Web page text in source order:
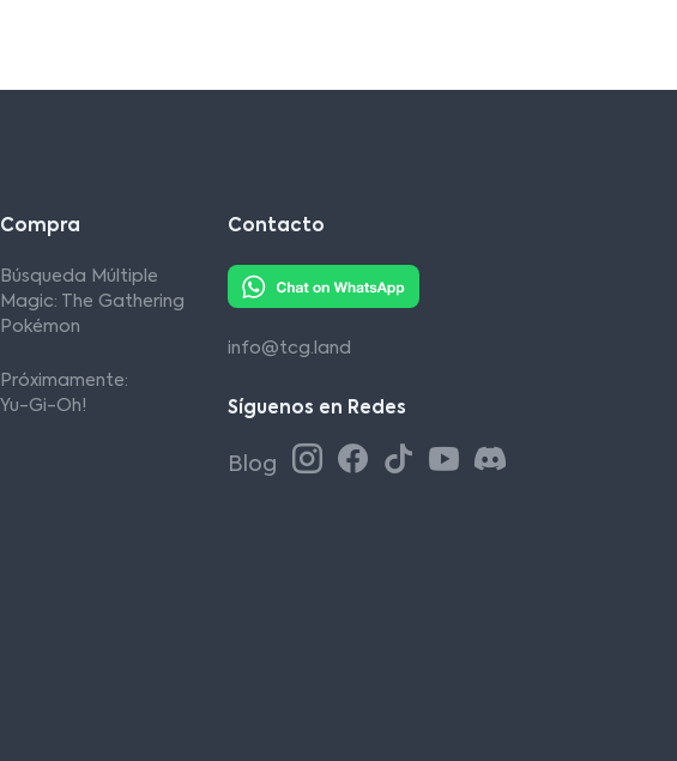
Compra
Búsqueda Múltiple
Magic: The Gathering
Pokémon
Próximamente:
Yu-Gi-Oh!
Contacto
info@tcg.land
Síguenos en Redes
Blog